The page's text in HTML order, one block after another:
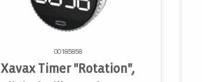
00185858
Xavax Timer "Rotation",